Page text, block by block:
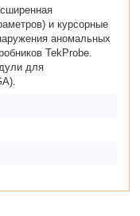
и курсорные
аномальных
TekProbe.
для